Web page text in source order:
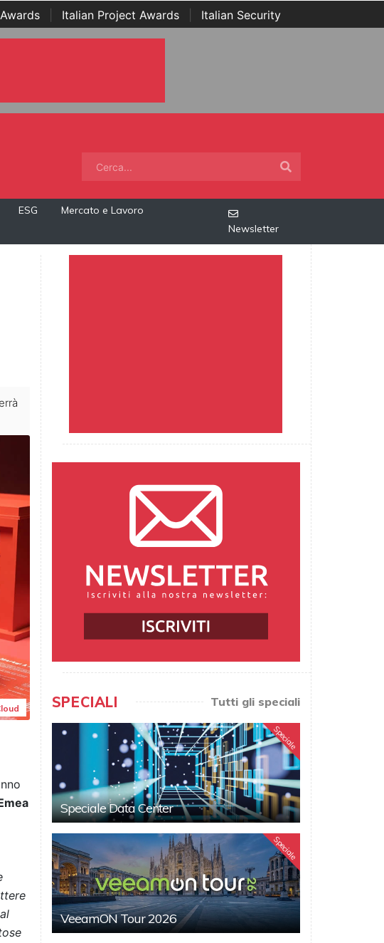
Italian Project Awards
Italian Security
ESG
Mercato e Lavoro
Newsletter
SPECIALI Tutti gli speciali
Speciale
Speciale Data Center
Speciale
VeeamON Tour 2026